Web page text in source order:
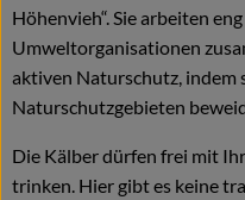
Höhenvieh“. Sie arbeiten
Umweltorganisationen
aktiven Naturschutz, indem
Naturschutzgebieten
Die Kälber dürfen frei mit
trinken. Hier gibt es keine